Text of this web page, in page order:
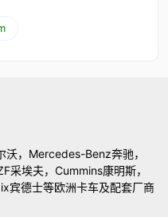
，Mercedes-Benz奔驰，
采埃夫，Cummins康明斯，
宾德士等欧洲卡车及配套厂商